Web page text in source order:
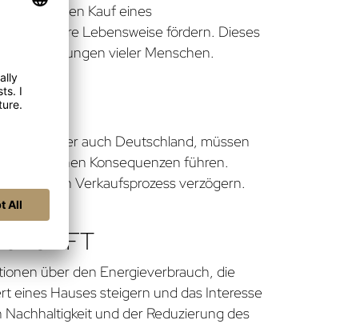
Durch den Kauf eines
Lebensweise fördern. Dieses
vieler Menschen.
darunter auch Deutschland, müssen
rechtlichen Konsequenzen führen.
und den Verkaufsprozess verzögern.
über den Energieverbrauch, die
eines Hauses steigern und das Interesse
und der Reduzierung des